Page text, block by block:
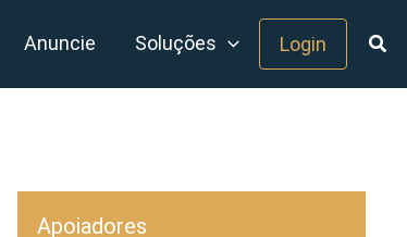
Anuncie Soluções Login
Apoiadores